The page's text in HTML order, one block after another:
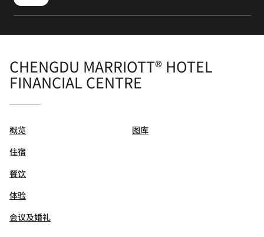
CHENGDU MARRIOTT® HOTEL
FINANCIAL CENTRE
概览
住宿
餐饮
体验
会议及婚礼
图库